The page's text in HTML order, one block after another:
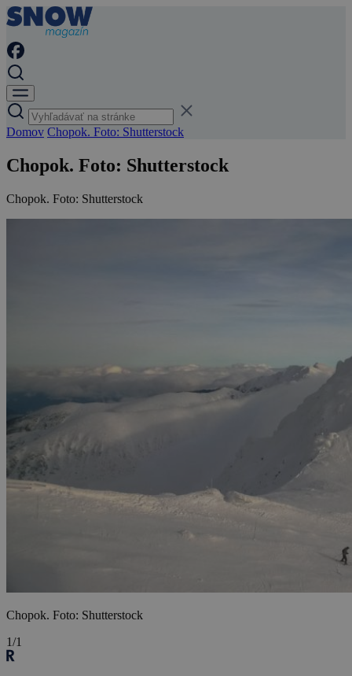
Domov Chopok. Foto: Shutterstock
Chopok. Foto: Shutterstock
Chopok. Foto: Shutterstock
Chopok. Foto: Shutterstock
1/1